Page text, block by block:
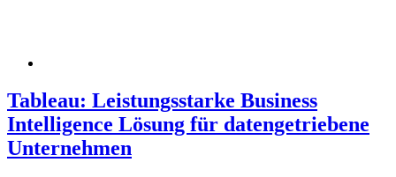
Tableau: Leistungsstarke Business
Intelligence Lösung für datengetriebene
Unternehmen